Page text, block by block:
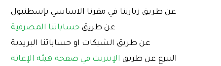
عن طريق زيارتنا في مقرنا الاساسي بإسطنبول
عن طريق حساباتنا المصرفية
عن طريق الشيكات او حساباتنا البريدية
التبرع عن طريق الإنترنت في صفحة هيئة الإغاثة